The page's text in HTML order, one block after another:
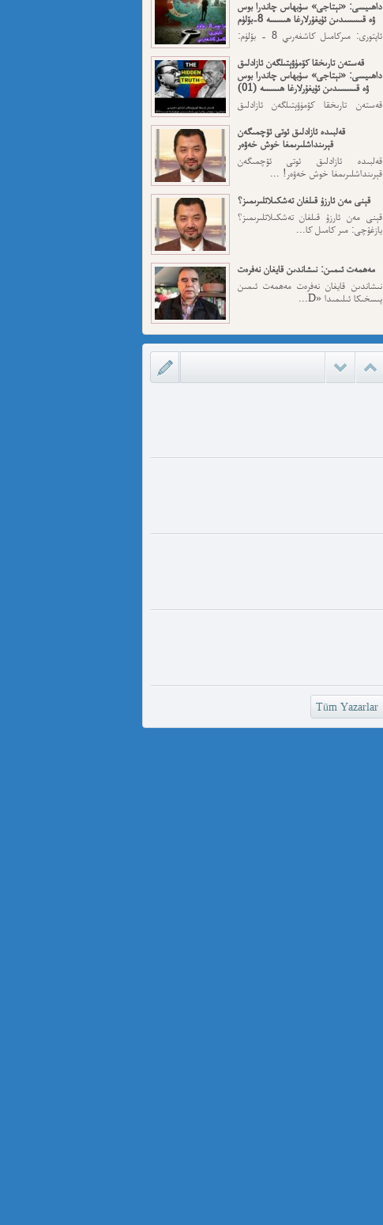
داھىيسى: «نېتاجى» سۇبھاس چاندرا بوس
ۋە قىسسىدىن ئۇيغۇرلارغا ھىسسە 8-بۆلۈم
ئاپتورى: مىركامىل كاشغەرىي 8 - بۆلۈم:
قەستەن تارىخقا كۆمۈۋېتىلگەن ئازادلىق
داھىيسى: «نېتاجى» سۇبھاس چاندرا بوس
ۋە قىسسىدىن ئۇيغۇرلارغا ھىسسە (01)
قەستەن تارىخقا كۆمۈۋېتىلگەن ئازادلىق
قەلبىدە ئازادلىق ئوتى ئۆچمىگەن
قېرىنداشلىرىمغا خوش خەۋەر
قەلبىدە ئازادلىق ئوتى ئۆچمىگەن
قېرىنداشلىرىمغا خوش خەۋەر! ...
قېنى مەن ئارزۇ قىلغان تەشكىلاتلىرىمىز؟
قېنى مەن ئارزۇ قىلغان تەشكىلاتلىرىمىز؟
يازغۇچى: مىر كامىل كا...
مەھمەت ئىمىن: نىشاندىن قايغان نەفرەت
نىشاندىن قايغان نەفرەت مەھمەت ئىمىن
پىسخىكا ئىلىمىدا «D...
مەمەت ئىمىن : ئادالەتسىزلىك ئازابى
كىشىلەرنى ئادالەتلىك قىلامدۇ؟
ئادالەتسىزلىك ئازابى كىشىلەرنى ئادالەتلىك
قىلامدۇ؟ مەمەت ئ...
Tüm Yazarlar